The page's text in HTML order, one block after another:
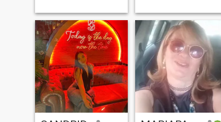
.Construir una relacion
basada en amor y
sinceridad .Me encanta el
arte en todas sus versiones
.Disfruto mucho de las
caminatas por la naturaleza
Tomar fotos del medio
ambiente . y con un corazón
lleno de amor para dar y
recibir. Practico ejercicio a
diario . Mis fotos son
actuales
beach, I go to the gym, I like
to exercise, I like to go out
dancing, to restaurants, to
travel, to read, I like flowers,
plants. I am catholic and
spiritual.